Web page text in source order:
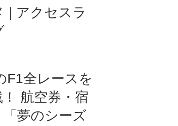
| アクセスラ
F1全レースを
航空券・宿
夢のシーズ